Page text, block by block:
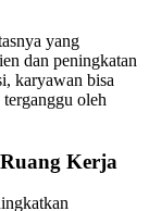
yang
dan peningkatan
karyawan bisa
oleh
Kerja